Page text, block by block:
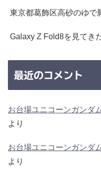
東京都葛飾区高砂のゆで
Galaxy Z Fold8を見てき
最近のコメント
お台場ユニコーンガンダ
より
お台場ユニコーンガンダ
より